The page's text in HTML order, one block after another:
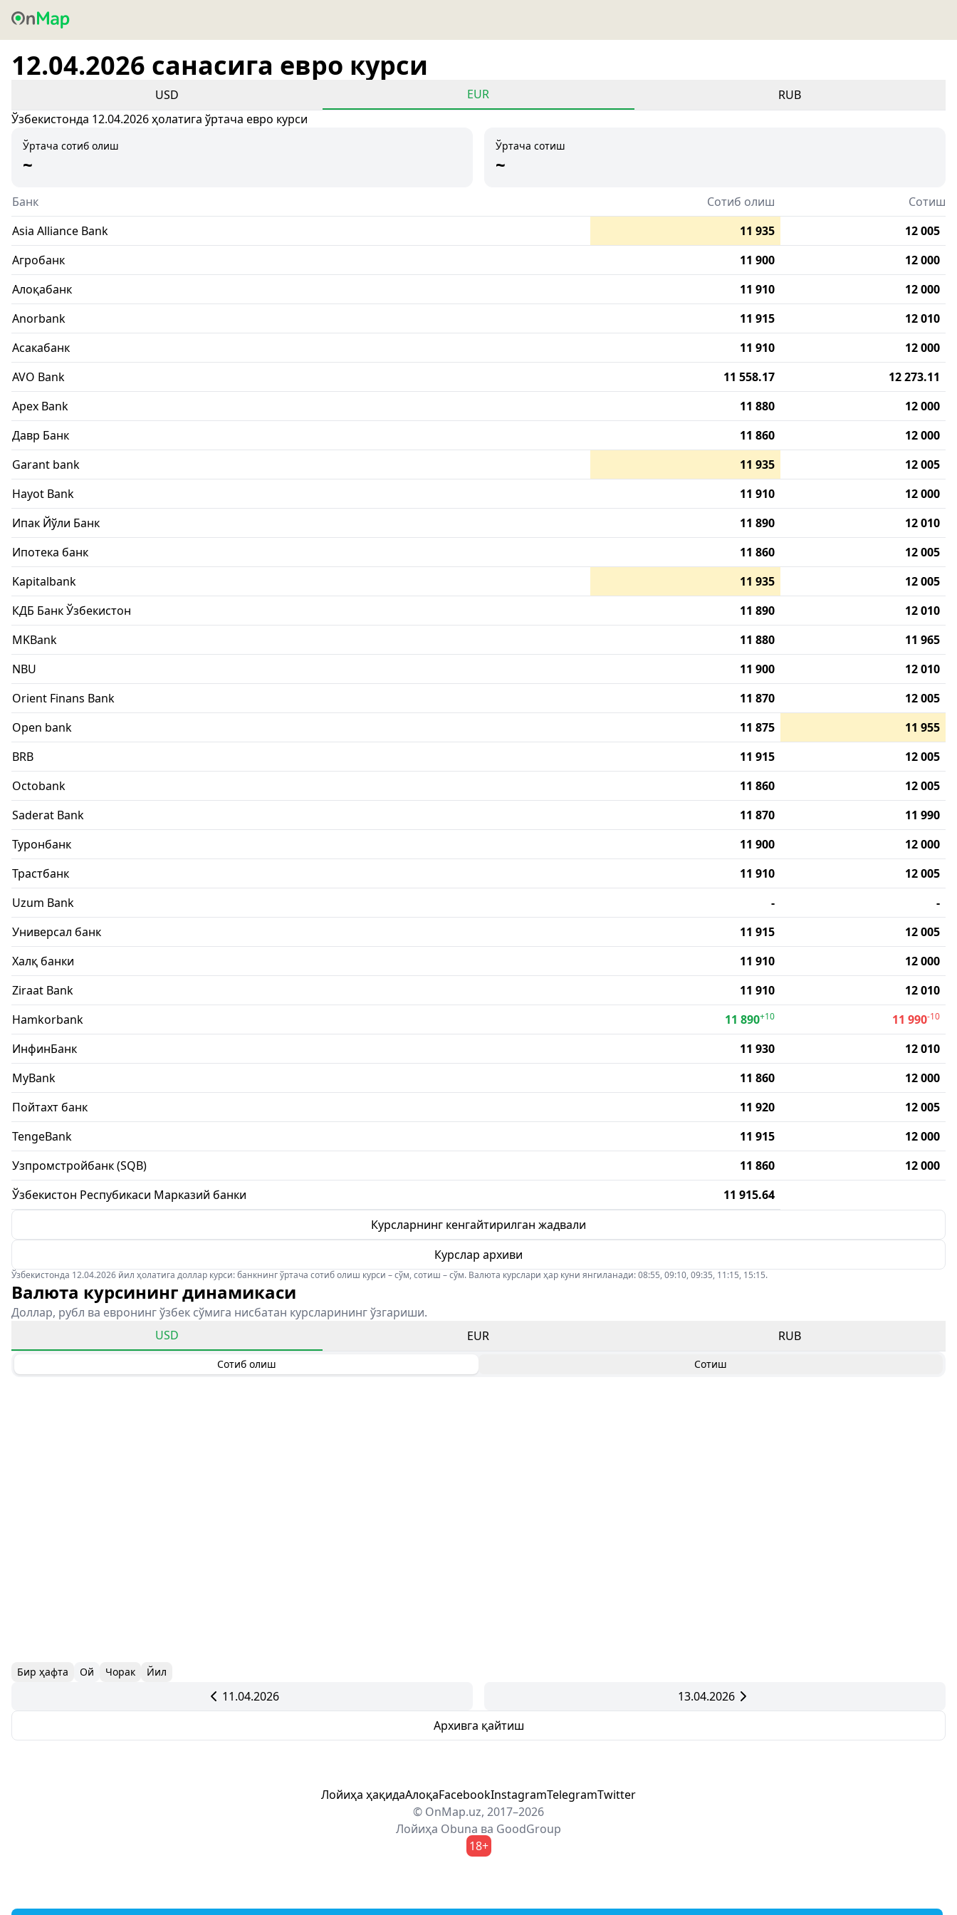
12.04.2026 санасига евро курси
USD EUR
RUB
Ўзбекистонда 12.04.2026 ҳолатига ўртача евро курси
Ўртача сотиб олиш
~
Ўртача сотиш
~
Банк Сотиб олиш
Сотиш
Asia Alliance Bank
11 935
12 005
Агробанк
11 900
12 000
Алоқабанк
11 910
12 000
Anorbank
11 915
12 010
Асакабанк
11 910
12 000
AVO Bank
11 558.17
12 273.11
Apex Bank
11 880
12 000
Давр Банк
11 860
12 000
Garant bank
11 935
12 005
Hayot Bank
11 910
12 000
Ипак Йўли Банк
11 890
12 010
Ипотека банк
11 860
12 005
Kapitalbank
11 935
12 005
КДБ Банк Ўзбекистон
11 890
12 010
MKBank
11 880
11 965
NBU
11 900
12 010
Orient Finans Bank
11 870
12 005
Open bank
11 875
11 955
BRB
11 915
12 005
Octobank
11 860
12 005
Saderat Bank
11 870
11 990
Туронбанк
11 900
12 000
Трастбанк
11 910
12 005
Uzum Bank
-
-
Универсал банк
11 915
12 005
Халқ банки
11 910
12 000
Ziraat Bank
11 910
12 010
Hamkorbank
11 890+10 11 990-10
ИнфинБанк 11 930
12 010
MyBank
11 860
12 000
Пойтахт банк
11 920
12 005
TengeBank
11 915
12 000
Узпромстройбанк (SQB)
11 860
12 000
Ўзбекистон Респубикаси Марказий банки
11 915.64
Курсларнинг кенгайтирилган жадвали
Курслар архиви
Ўзбекистонда 12.04.2026 йил ҳолатига доллар курси: банкнинг ўртача сотиб олиш курси – сўм, сотиш – сўм. Валюта курслари ҳар куни янгиланади: 08:55, 09:10, 09:35, 11:15, 15:15.
Валюта курсининг динамикаси
Доллар, рубл ва евронинг ўзбек сўмига нисбатан курсларининг ўзгариши.
USD
EUR RUB
Сотиб олиш Сотиш
Бир ҳафта Ой Чорак Йил
11.04.2026
13.04.2026
Архивга қайтиш
Лойиҳа ҳақидаАлоқаFacebookInstagramTelegramTwitter
© OnMap.uz, 2017–2026
Лойиҳа Obuna ва GoodGroup
18+